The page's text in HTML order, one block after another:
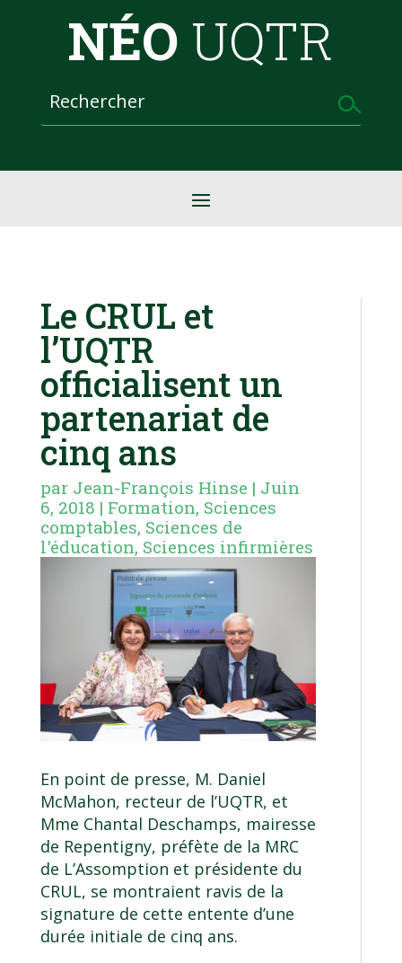
NÉO UQTR
Le CRUL et
l’UQTR
officialisent un
partenariat de
cinq ans
par Jean-François Hinse | Juin
6, 2018 | Formation, Sciences
comptables, Sciences de
l'éducation, Sciences infirmières
En point de presse, M. Daniel
McMahon, recteur de l’UQTR, et
Mme Chantal Deschamps, mairesse
de Repentigny, préfète de la MRC
de L’Assomption et présidente du
CRUL, se montraient ravis de la
signature de cette entente d’une
durée initiale de cinq ans.